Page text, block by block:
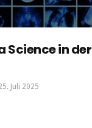
Science in der
Juli 2025